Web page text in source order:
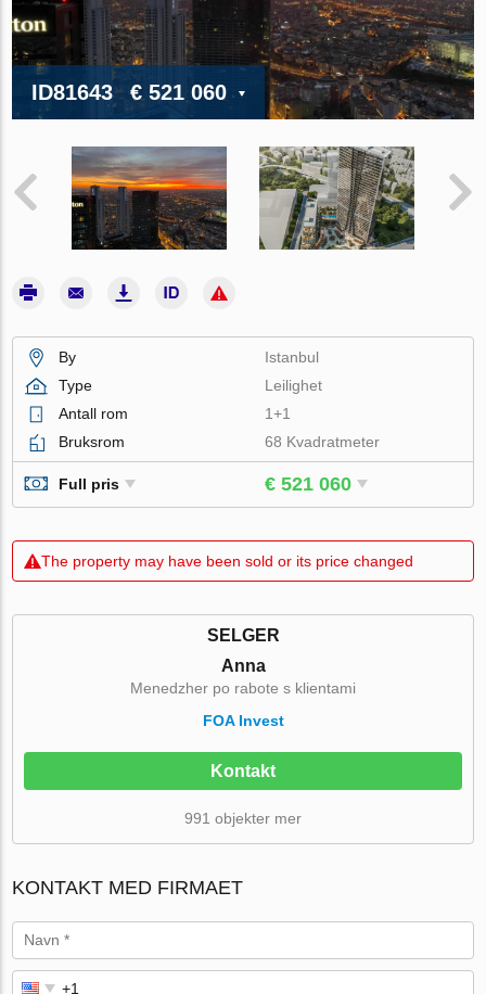
ID81643 € 521 060
By
Istanbul
Type
Leilighet
Antall rom
1+1
Bruksrom
68 Kvadratmeter
Full pris € 521 060
The property may have been sold or its price changed
SELGER
Anna
Menedzher po rabote s klientami
FOA Invest
Kontakt
991 objekter mer
KONTAKT MED FIRMAET